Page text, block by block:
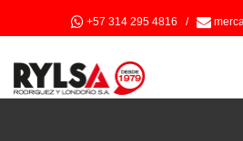
+57 314 295 4816 /